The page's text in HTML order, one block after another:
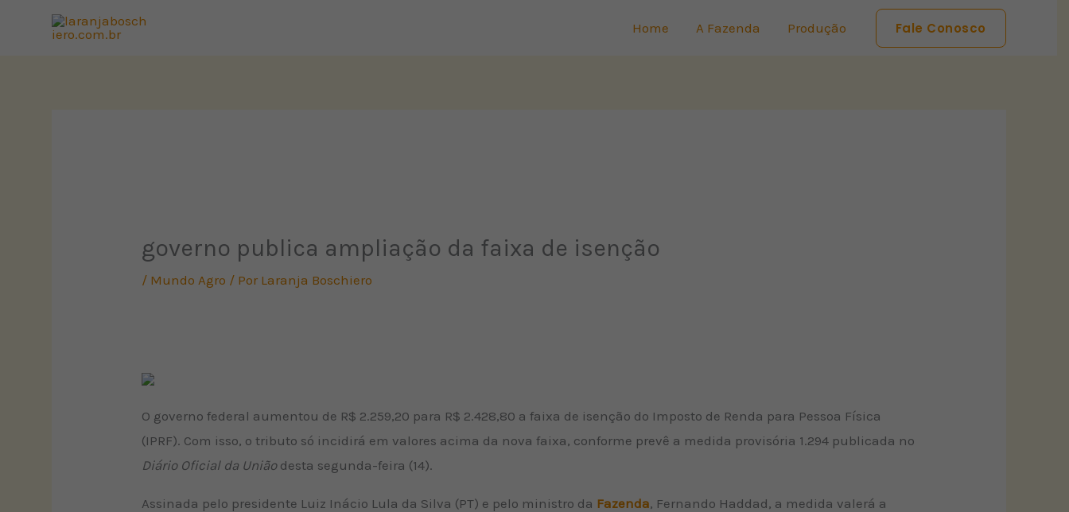
Home A Fazenda Produção Fale Conosco
governo publica ampliação da faixa de isenção
/ Mundo Agro / Por Laranja Boschiero
O governo federal aumentou de R$ 2.259,20 para R$ 2.428,80 a faixa de isenção do Imposto de Renda para Pessoa Física
(IPRF). Com isso, o tributo só incidirá em valores acima da nova faixa, conforme prevê a medida provisória 1.294 publicada no
Diário Oficial da União desta segunda-feira (14).
Assinada pelo presidente Luiz Inácio Lula da Silva (PT) e pelo ministro da Fazenda, Fernando Haddad, a medida valerá a